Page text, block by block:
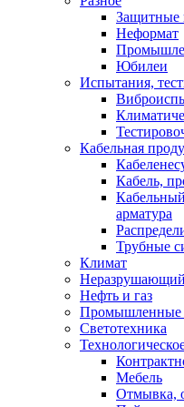
Защитные
Неформат
Юбилеи
Испытания,
Кабельная
Кабель,
арматура
Трубные
Климат
Неразрушающий
Нефть и газ
Промышленные
Светотехника
Мебель
Отмывка,